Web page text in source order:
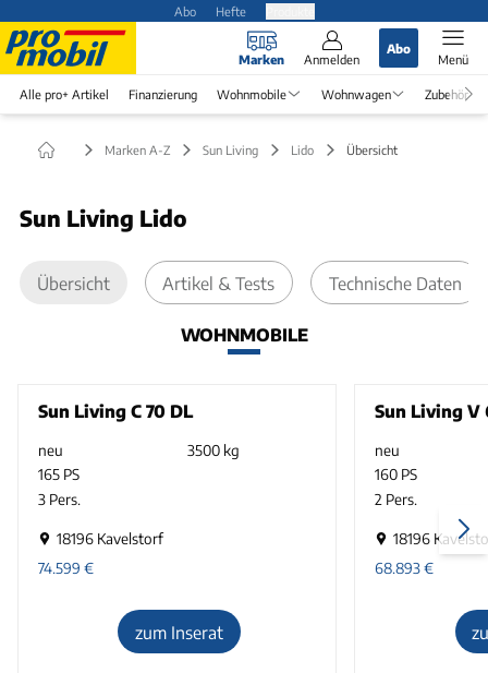
Abo Hefte
Marken Anmelden
Abo
Menü
Alle pro+ Artikel Finanzierung Wohnmobile Wohnwagen Zubehör
Marken A-Z Sun Living Lido Übersicht
Sun Living Lido
Übersicht Artikel & Tests Technische Daten
WOHNMOBILE
Sun Living C 70 DL
neu
3500 kg
165 PS
3 Pers.
18196 Kavelstorf
74.599 €
zum Inserat
Sun Living V
neu
160 PS
2 Pers.
18196
68.893€